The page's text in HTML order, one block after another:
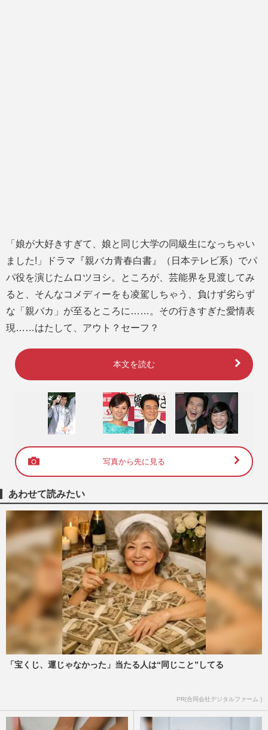
「娘が大好きすぎて、娘と同じ大学の同級生になっちゃい
ました!」ドラマ『親バカ青春白書』（日本テレビ系）でパ
パ役を演じたムロツヨシ。ところが、芸能界を見渡してみ
ると、そんなコメディーをも凌駕しちゃう、負けず劣らず
な「親バカ」が至るところに……。その行きすぎた愛情表
現……はたして、アウト？セーフ？
本文を読む
写真から先に見る
あわせて読みたい
「宝くじ、運じゃなかった」当たる人は“同じこと”してる
PR(合同会社デジタルファーム )